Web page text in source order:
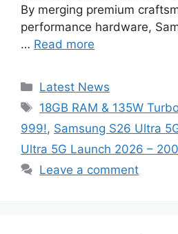
By merging premium
performance hardware,
… Read more
Categories
Latest News
Tags
18GB RAM & 135W
999!, Samsung S26 Ultra
Ultra 5G Launch 2026 –
Leave a comment